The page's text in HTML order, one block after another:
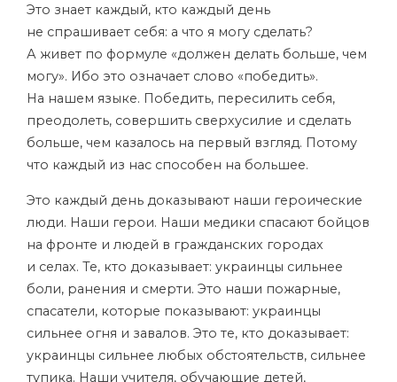
Это знает каждый, кто каждый день
не спрашивает себя: а что я могу сделать?
А живет по формуле «должен делать больше, чем
могу». Ибо это означает слово «победить».
На нашем языке. Победить, пересилить себя,
преодолеть, совершить сверхусилие и сделать
больше, чем казалось на первый взгляд. Потому
что каждый из нас способен на большее.
Это каждый день доказывают наши героические
люди. Наши герои. Наши медики спасают бойцов
на фронте и людей в гражданских городах
и селах. Те, кто доказывает: украинцы сильнее
боли, ранения и смерти. Это наши пожарные,
спасатели, которые показывают: украинцы
сильнее огня и завалов. Это те, кто доказывает:
украинцы сильнее любых обстоятельств, сильнее
тупика. Наши учителя, обучающие детей,